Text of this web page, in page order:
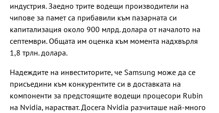
индустрия. Заедно трите водещи производители на
чипове за памет са прибавили към пазарната си
капитализация около 900 млрд. долара от началото на
септември. Общата им оценка към момента надхвърля
1,8 трлн. долара.
Надеждите на инвеститорите, че Samsung може да се
присъедини към конкурентите си в доставката на
компоненти за предстоящите водещи процесори Rubin
на Nvidia, нарастват. Досега Nvidia разчиташе най-много